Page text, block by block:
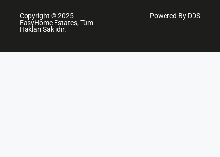
Copyright © 2025
EasyHome Estates, Tüm
Hakları Saklıdır.
Powered By DDS